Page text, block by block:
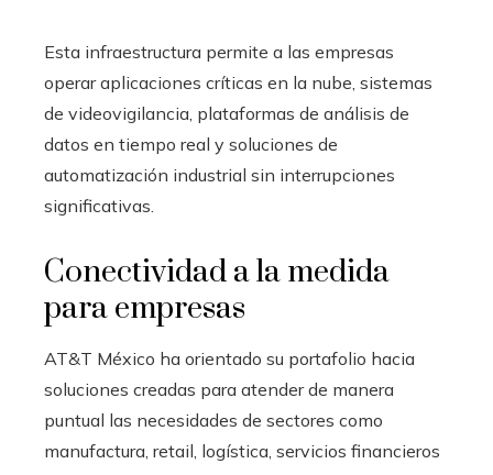
Esta infraestructura permite a las empresas
operar aplicaciones críticas en la nube, sistemas
de videovigilancia, plataformas de análisis de
datos en tiempo real y soluciones de
automatización industrial sin interrupciones
significativas.
Conectividad a la medida
para empresas
AT&T México ha orientado su portafolio hacia
soluciones creadas para atender de manera
puntual las necesidades de sectores como
manufactura, retail, logística, servicios financieros